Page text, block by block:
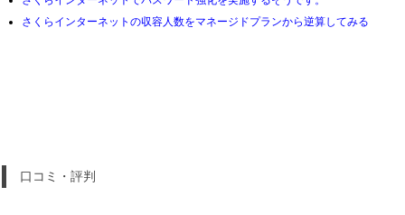
さくらインターネットの収容人数をマネージドプランから逆算してみる
口コミ・評判